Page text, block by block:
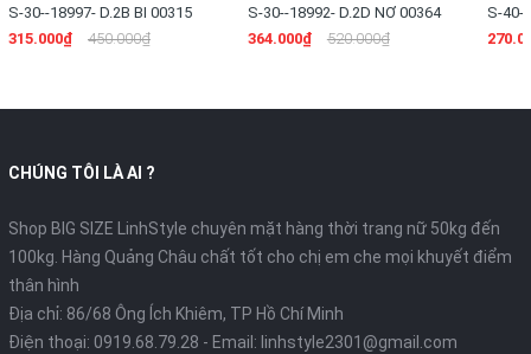
S-30--18997- D.2B BI 00315
315.000₫
450.000₫
S-30--18992- D.2D NƠ 00364
364.000₫
520.000₫
S-
00270
CHÚNG TÔI LÀ AI ?
Shop BIG SIZE LinhStyle chuyên mặt hàng thời trang nữ 50kg đến
100kg. Hàng Quảng Châu chất tốt cho chị em che mọi khuyết điểm
thân hình
Địa chỉ: 86/68 Ông Ích Khiêm, TP Hồ Chí Minh
Điện thoại: 0919.68.79.28 - Email: linhstyle2301@gmail.com